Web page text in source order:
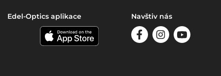
Edel-Optics aplikace Navštiv nás